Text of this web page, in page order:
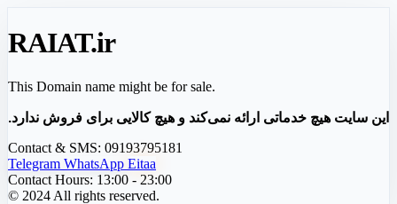
RAIAT.ir
This Domain name might be for sale.
این سایت هیچ خدماتی ارائه نمی‌کند و هیچ کالایی برای فروش ندارد.
Contact & SMS: 09193795181
Telegram WhatsApp Eitaa
Contact Hours: 13:00 - 23:00
© 2024 All rights reserved.